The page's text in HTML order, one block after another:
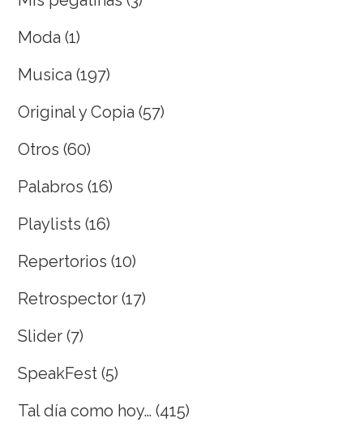
Moda (1)
Musica (197)
Original y Copia (57)
Otros (60)
Palabros (16)
Playlists (16)
Repertorios (10)
Retrospector (17)
Slider (7)
SpeakFest (5)
Tal día como hoy… (415)